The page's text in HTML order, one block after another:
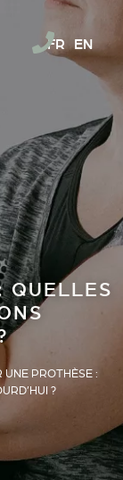
FR EN
QUELLES
UNE PROTHÈSE :
?